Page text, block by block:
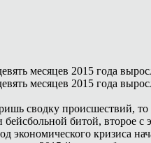
месяцев 2015 года
месяцев 2015 года
сводку происшествий, то
бейсбольной битой, второе
экономического кризиса